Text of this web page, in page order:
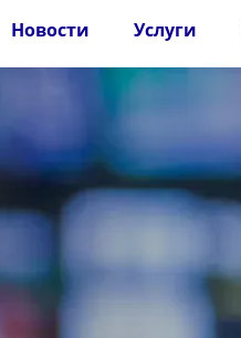
Новости Услуги